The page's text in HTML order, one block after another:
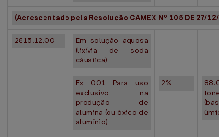
(Acrescentado pela Resolução CAMEX Nº 105 DE 27/
2815.12.00
Em solução aquosa
(lixívia de soda
cáustica)
Ex 001 Para uso
exclusivo na
produção de
alumina (ou óxido de
alumínio)
2%